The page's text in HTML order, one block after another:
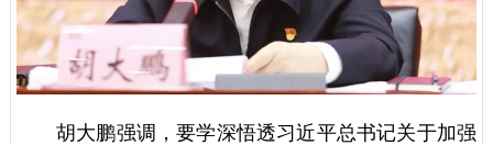
胡大鹏强调，要学深悟透习近平总书记关于加强